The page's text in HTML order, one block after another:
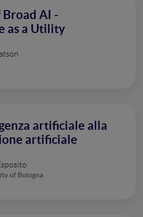
Broad AI -
as a Utility
artificiale alla
artificiale
of Bologna